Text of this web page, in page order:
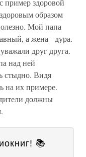
пример здоровой
образом
Мой папа
а жена - дура.
друг друга.
над ней
стыдно. Видя
на их примере.
должны
📚